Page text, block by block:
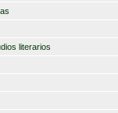
literarios